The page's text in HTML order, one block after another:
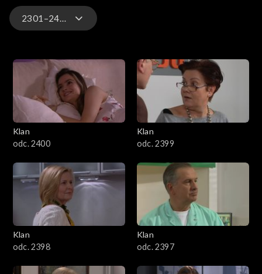
2301–2400
4601–4700
4501–4600
4401–4500
4301–4400
4201–4300
4101–4200
Klan
odc. 2400
Klan
odc. 2399
Klan
odc. 2398
Klan
odc. 2397